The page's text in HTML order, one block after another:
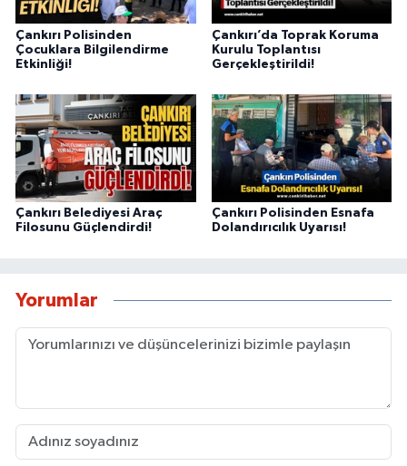
Çankırı Polisinden
Çocuklara Bilgilendirme
Etkinliği!
Çankırı’da Toprak Koruma
Kurulu Toplantısı
Gerçekleştirildi!
Çankırı Belediyesi Araç
Filosunu Güçlendirdi!
Çankırı Polisinden Esnafa
Dolandırıcılık Uyarısı!
Yorumlar